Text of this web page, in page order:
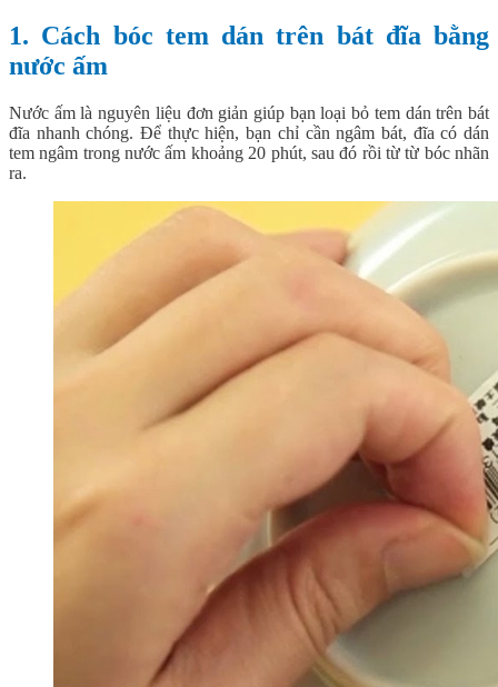
1. Cách bóc tem dán trên bát đĩa bằng
nước ấm
Nước ấm là nguyên liệu đơn giản giúp bạn loại bỏ tem dán trên bát
đĩa nhanh chóng. Để thực hiện, bạn chỉ cần ngâm bát, đĩa có dán
tem ngâm trong nước ấm khoảng 20 phút, sau đó rồi từ từ bóc nhãn
ra.